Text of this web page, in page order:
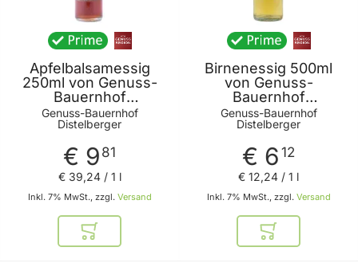
Apfelbalsamessig
250ml von Genuss-
Bauernhof
Distelberger
Genuss-Bauernhof
Distelberger
€ 9 81
Inkl. 7% MwSt., zzgl. Versand
€ 39,24/ 1 l
In den Warenkorb
Birnenessig 500ml
von Genuss-
Bauernhof
Distelberger
Genuss-Bauernhof
Distelberger
€ 6 12
Inkl. 7% MwSt., zzgl. Versand
€ 12,24 / 1 l
In den